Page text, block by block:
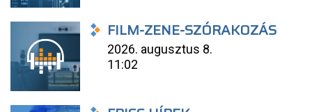
FILM-ZENE-SZÓRAKOZÁS
2026. augusztus 8.
11:02